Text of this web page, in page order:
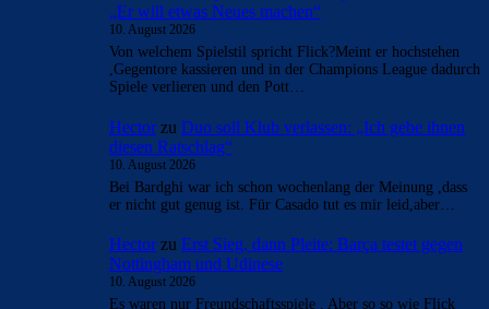
- Anzeige -
AKTUELLE USER-KOMMENTARE
CulersTonyzu Duo soll Klub verlassen: „Ich gebe
ihnen diesen Ratschlag“
10. August 2026
Gute Aufstellung Bojan. was ich schade finde, sind unsere
Rückholklauseln. wozu? damit reduzieren wir die Ablöse.
LaFuriaRojazu Ferran Torres entscheidet sich
offenbar für PSG
10. August 2026